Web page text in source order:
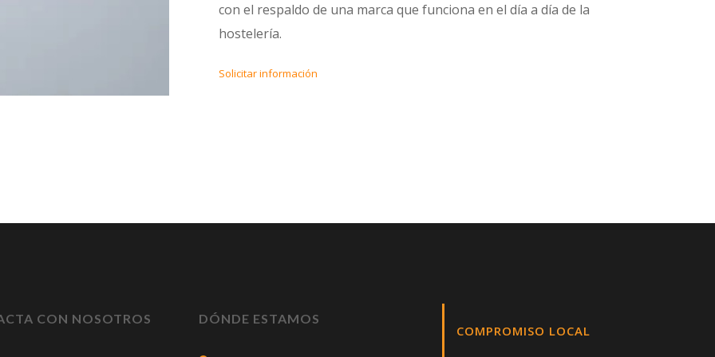
con el respaldo de una marca que funciona en el día a día de la
hostelería.
Solicitar información
CON NOSOTROS DÓNDE ESTAMOS
COMPROMISO LOCAL